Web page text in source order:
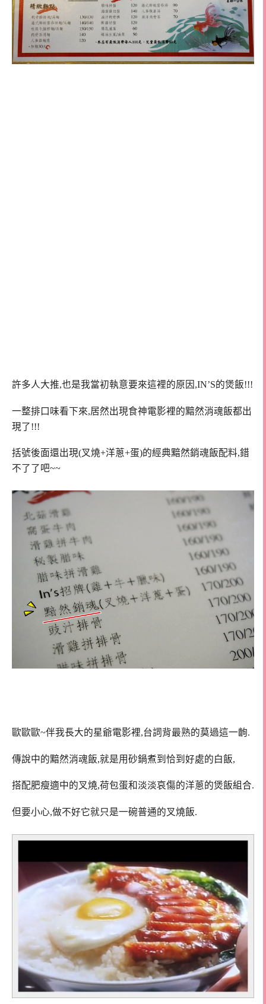
許多人大推,也是我當初執意要來這裡的原因,IN’S的煲飯!!!
一整排口味看下來,居然出現食神電影裡的黯然消魂飯都出
現了!!!
括號後面還出現(叉燒+洋蔥+蛋)的經典黯然銷魂飯配料,錯
不了了吧~~
歐歐歐~伴我長大的星爺電影裡,台詞背最熟的莫過這一齣.
傳說中的黯然消魂飯,就是用砂鍋煮到恰到好處的白飯,
搭配肥瘦適中的叉燒,荷包蛋和淡淡哀傷的洋蔥的煲飯組合.
但要小心,做不好它就只是一碗普通的叉燒飯.